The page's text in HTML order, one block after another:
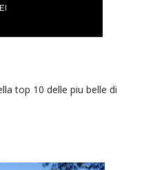
top 10 delle piu belle di